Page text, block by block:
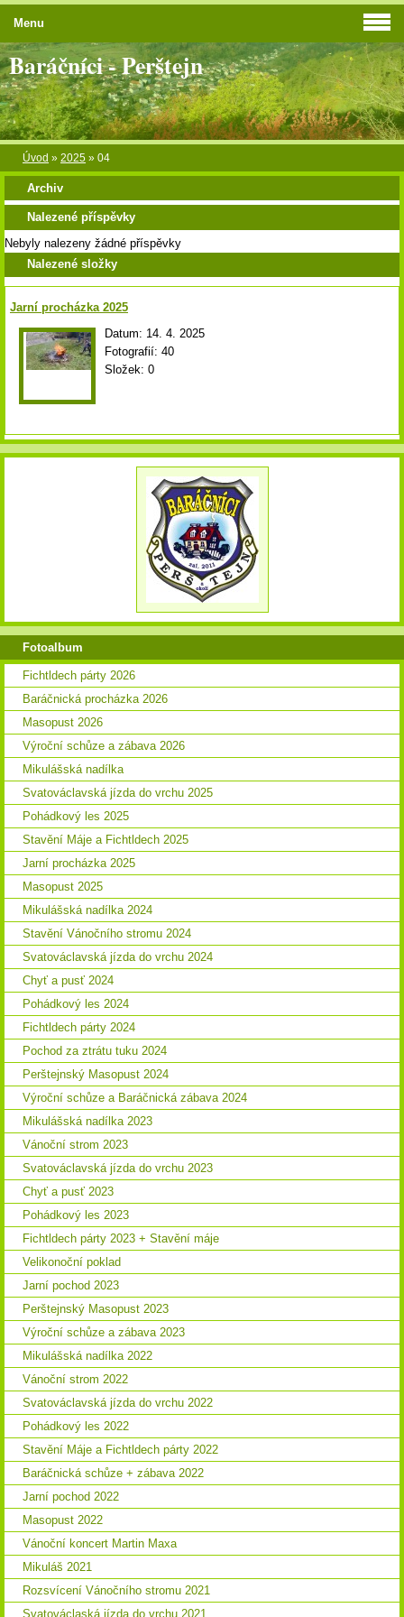
Baráčníci - Perštejn
Úvod » 2025 » 04
Archiv
Nalezené příspěvky
Nebyly nalezeny žádné příspěvky
Nalezené složky
Jarní procházka 2025
Datum: 14. 4. 2025
Fotografií: 40
Složek: 0
Menu
Fotoalbum
Fichtldech párty 2026
Baráčnická procházka 2026
Masopust 2026
Výroční schůze a zábava 2026
Mikulášská nadílka
Svatováclavská jízda do vrchu 2025
Pohádkový les 2025
Stavění Máje a Fichtldech 2025
Jarní procházka 2025
Masopust 2025
Mikulášská nadílka 2024
Stavění Vánočního stromu 2024
Svatováclavská jízda do vrchu 2024
Chyť a pusť 2024
Pohádkový les 2024
Fichtldech párty 2024
Pochod za ztrátu tuku 2024
Perštejnský Masopust 2024
Výroční schůze a Baráčnická zábava 2024
Mikulášská nadílka 2023
Vánoční strom 2023
Svatováclavská jízda do vrchu 2023
Chyť a pusť 2023
Pohádkový les 2023
Fichtldech párty 2023 + Stavění máje
Velikonoční poklad
Jarní pochod 2023
Perštejnský Masopust 2023
Výroční schůze a zábava 2023
Mikulášská nadílka 2022
Vánoční strom 2022
Svatováclavská jízda do vrchu 2022
Pohádkový les 2022
Stavění Máje a Fichtldech párty 2022
Baráčnická schůze + zábava 2022
Jarní pochod 2022
Masopust 2022
Vánoční koncert Martin Maxa
Mikuláš 2021
Rozsvícení Vánočního stromu 2021
Svatováclaská jízda do vrchu 2021